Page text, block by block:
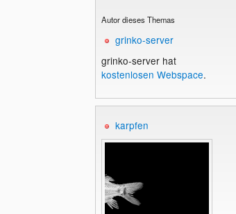
Autor dieses Themas
grinko-server
grinko-server hat
kostenlosen Webspace.
karpfen